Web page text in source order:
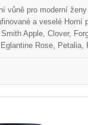
vůně pro moderní
a veselé Horní
Apple, Clover,
Rose, Petalia,
v roce 2017 Vhodné